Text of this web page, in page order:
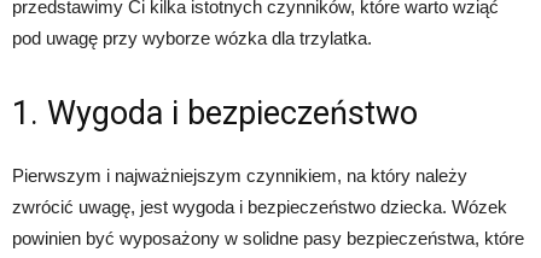
przedstawimy Ci kilka istotnych czynników, które warto wziąć
pod uwagę przy wyborze wózka dla trzylatka.
1. Wygoda i bezpieczeństwo
Pierwszym i najważniejszym czynnikiem, na który należy
zwrócić uwagę, jest wygoda i bezpieczeństwo dziecka. Wózek
powinien być wyposażony w solidne pasy bezpieczeństwa, które